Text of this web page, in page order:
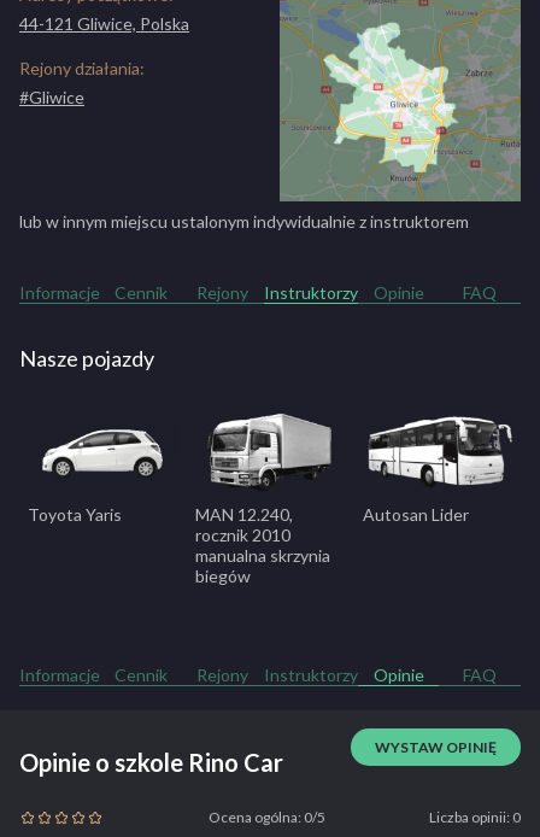
C+E
Jazdy dodatkowe dla innych kursantów - kat. C+E
100 zł
Jazdy dodatkowe dla naszych kursantów - kat. D
100 zł
Jazdy dodatkowe dla innych kursantów - kat. D
120 zł
44-121 Gliwice, Polska
Rejony działania:
#Gliwice
lub w innym miejscu ustalonym indywidualnie z instruktorem
Informacje Cennik Rejony Instruktorzy Opinie FAQ
Nasze pojazdy
Toyota Yaris
MAN 12.240,
rocznik 2010
manualna skrzynia
biegów
Autosan Lider
Informacje Cennik Rejony Instruktorzy Opinie FAQ
Opinie o szkole Rino Car
WYSTAW OPINIĘ
Ocena ogólna: 0/5 Liczba opinii: 0